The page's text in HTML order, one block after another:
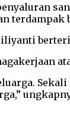
terdampak